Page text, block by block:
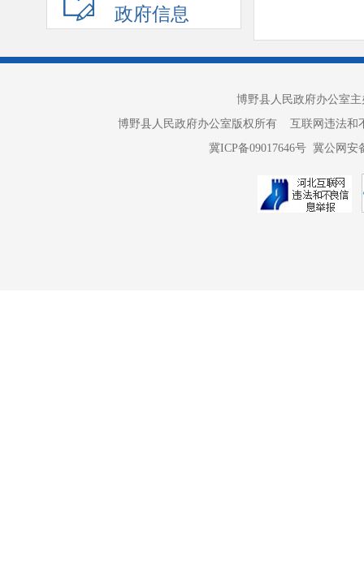
政府信息
博野县人民政府办公室
博野县人民政府办公室版权所有 互联网违法和不
冀ICP备09017646号 冀公网安